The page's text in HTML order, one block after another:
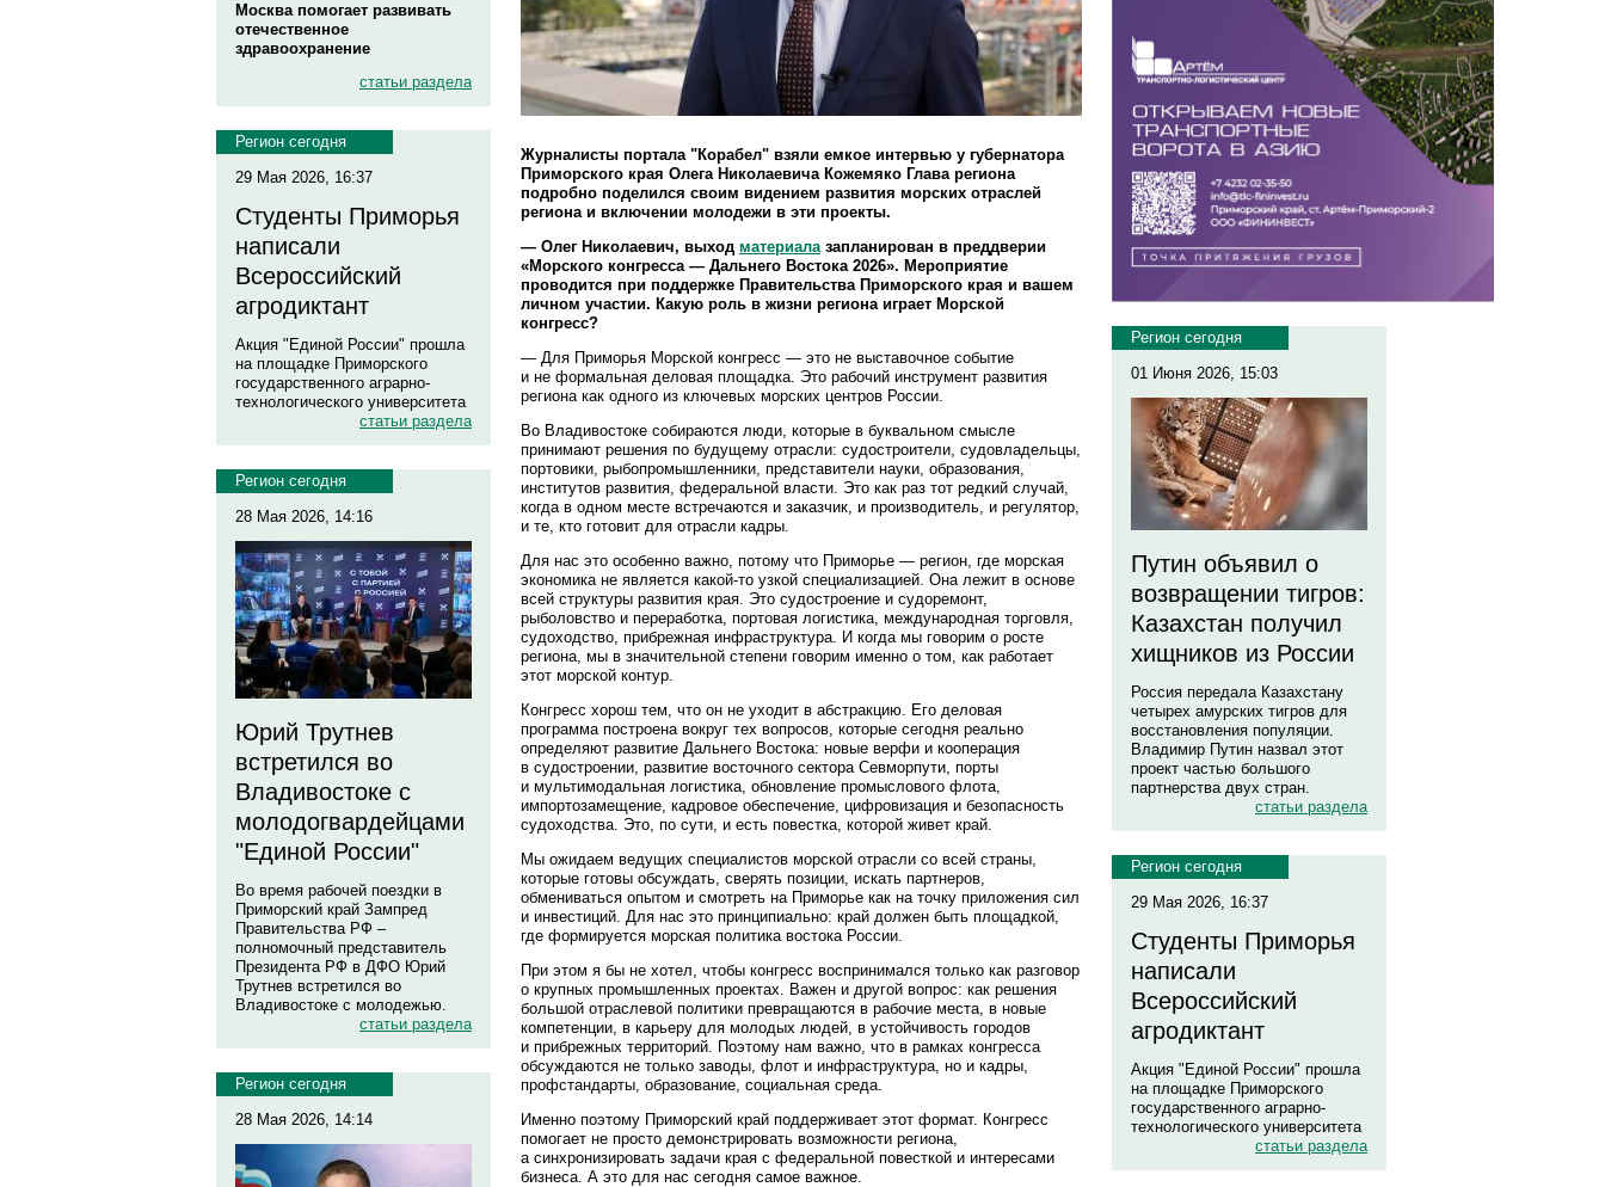
Москва помогает развивать
отечественное
здравоохранение
статьи раздела
Регион сегодня
29 Мая 2026, 16:37
Студенты Приморья
написали
Всероссийский
агродиктант
Акция "Единой России" прошла
на площадке Приморского
государственного аграрно-
технологического университета
статьи раздела
Регион сегодня
28 Мая 2026, 14:16
Юрий Трутнев
встретился во
Владивостоке с
молодогвардейцами
"Единой России"
Во время рабочей поездки в
Приморский край Зампред
Правительства РФ –
полномочный представитель
Президента РФ в ДФО Юрий
Трутнев встретился во
Владивостоке с молодежью.
статьи раздела
Регион сегодня
28 Мая 2026, 14:14
Журналисты портала "Корабел" взяли емкое интервью у губернатора
Приморского края Олега Николаевича Кожемяко Глава региона
подробно поделился своим видением развития морских отраслей
региона и включении молодежи в эти проекты.
— Олег Николаевич, выход материала запланирован в преддверии
«Морского конгресса — Дальнего Востока 2026». Мероприятие
проводится при поддержке Правительства Приморского края и вашем
личном участии. Какую роль в жизни региона играет Морской
конгресс?
— Для Приморья Морской конгресс — это не выставочное событие
и не формальная деловая площадка. Это рабочий инструмент развития
региона как одного из ключевых морских центров России.
Во Владивостоке собираются люди, которые в буквальном смысле
принимают решения по будущему отрасли: судостроители, судовладельцы,
портовики, рыбопромышленники, представители науки, образования,
институтов развития, федеральной власти. Это как раз тот редкий случай,
когда в одном месте встречаются и заказчик, и производитель, и регулятор,
и те, кто готовит для отрасли кадры.
Для нас это особенно важно, потому что Приморье — регион, где морская
экономика не является какой-то узкой специализацией. Она лежит в основе
всей структуры развития края. Это судостроение и судоремонт,
рыболовство и переработка, портовая логистика, международная торговля,
судоходство, прибрежная инфраструктура. И когда мы говорим о росте
региона, мы в значительной степени говорим именно о том, как работает
этот морской контур.
Конгресс хорош тем, что он не уходит в абстракцию. Его деловая
программа построена вокруг тех вопросов, которые сегодня реально
определяют развитие Дальнего Востока: новые верфи и кооперация
в судостроении, развитие восточного сектора Севморпути, порты
и мультимодальная логистика, обновление промыслового флота,
импортозамещение, кадровое обеспечение, цифровизация и безопасность
судоходства. Это, по сути, и есть повестка, которой живет край.
Мы ожидаем ведущих специалистов морской отрасли со всей страны,
которые готовы обсуждать, сверять позиции, искать партнеров,
обмениваться опытом и смотреть на Приморье как на точку приложения сил
и инвестиций. Для нас это принципиально: край должен быть площадкой,
где формируется морская политика востока России.
При этом я бы не хотел, чтобы конгресс воспринимался только как разговор
о крупных промышленных проектах. Важен и другой вопрос: как решения
большой отраслевой политики превращаются в рабочие места, в новые
компетенции, в карьеру для молодых людей, в устойчивость городов
и прибрежных территорий. Поэтому нам важно, что в рамках конгресса
обсуждаются не только заводы, флот и инфраструктура, но и кадры,
профстандарты, образование, социальная среда.
Именно поэтому Приморский край поддерживает этот формат. Конгресс
помогает не просто демонстрировать возможности региона,
а синхронизировать задачи края с федеральной повесткой и интересами
бизнеса. А это для нас сегодня самое важное.
Регион сегодня
01 Июня 2026, 15:03
Путин объявил о
возвращении тигров:
Казахстан получил
хищников из России
Россия передала Казахстану
четырех амурских тигров для
восстановления популяции.
Владимир Путин назвал этот
проект частью большого
партнерства двух стран.
статьи раздела
Регион сегодня
29 Мая 2026, 16:37
Студенты Приморья
написали
Всероссийский
агродиктант
Акция "Единой России" прошла
на площадке Приморского
государственного аграрно-
технологического университета
статьи раздела